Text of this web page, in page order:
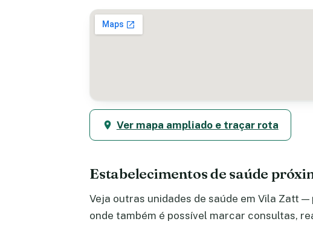
Ver mapa ampliado e traçar rota
Estabelecimentos de saúde
Veja outras unidades de saúde em Vila Zatt
onde também é possível marcar consultas,